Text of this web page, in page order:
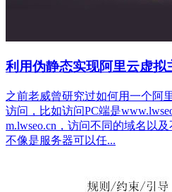
利用伪静态实现阿里云虚拟
之前老威曾研究过如何用一个阿
访问，比如访问PC端是
m.lwseo.cn，访问不同的域名以
不像是服务器可以任...